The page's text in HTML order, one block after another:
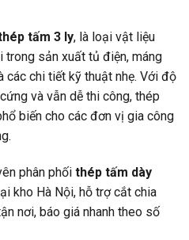
tấm 3 ly, là loại vật liệu
sản xuất tủ điện, máng
các chi tiết kỹ thuật nhẹ. Với độ
và vẫn dễ thi công, thép
biến cho các đơn vị gia công
phân phối thép tấm dày
kho Hà Nội, hỗ trợ cắt chia
nơi, báo giá nhanh theo số